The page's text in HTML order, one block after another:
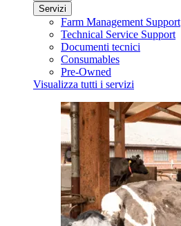
Servizi
Farm Management Support
Technical Service Support
Documenti tecnici
Consumables
Pre-Owned
Visualizza tutti i servizi